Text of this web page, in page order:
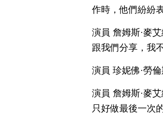
作時，他們紛紛
演員 詹姆斯·麥
跟我們分享，我
演員 珍妮佛·勞
演員 詹姆斯·麥
只好做最後一次